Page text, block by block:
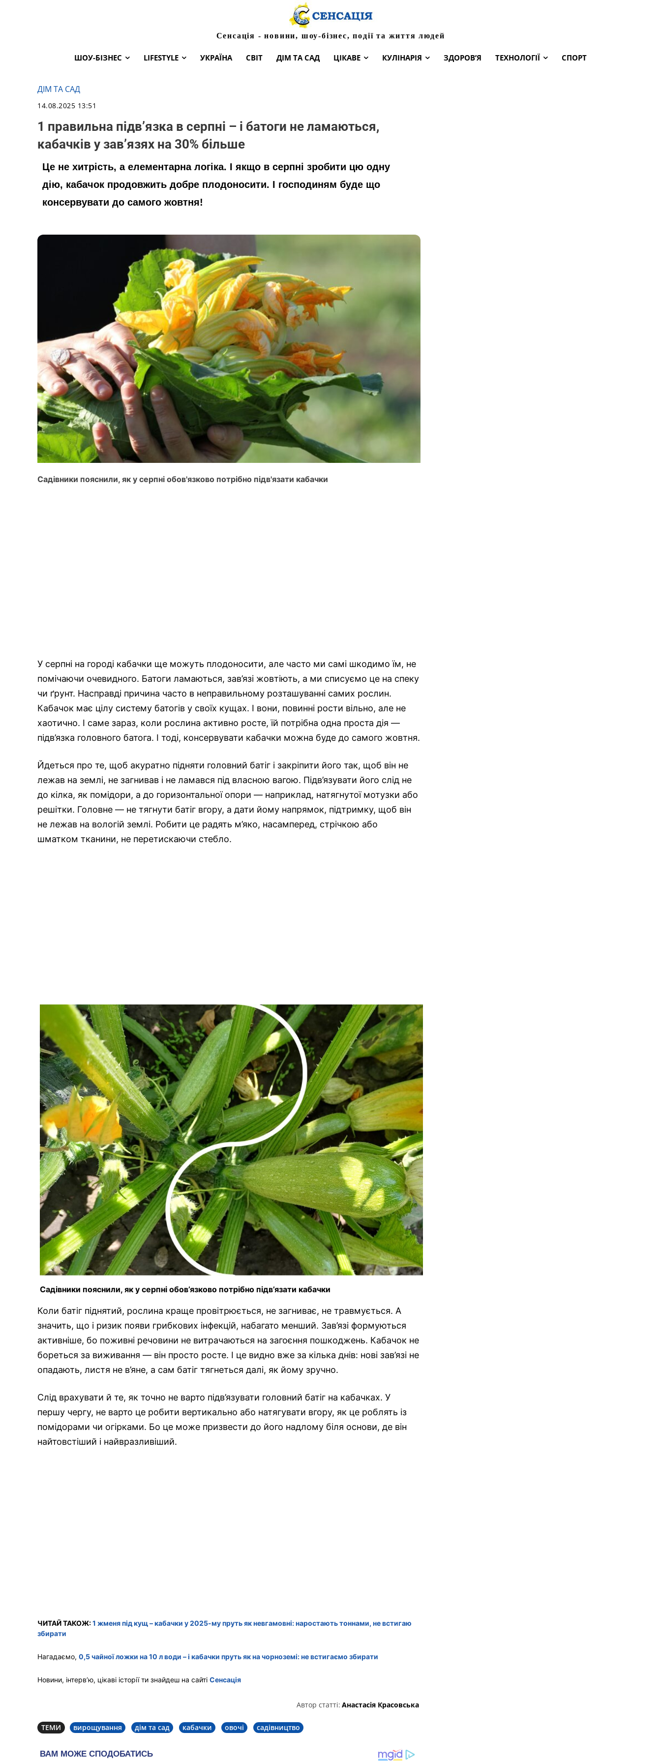
Сенсація - новини, шоу-бізнес, події та життя людей
ШОУ-БІЗНЕС LIFESTYLE УКРАЇНА СВІТ ДІМ ТА САД ЦІКАВЕ КУЛІНАРІЯ ЗДОРОВ’Я ТЕХНОЛОГІЇ СПОРТ
ДІМ ТА САД
14.08.2025 13:51
1 правильна підв’язка в серпні – і батоги не ламаються,
кабачків у зав’язях на 30% більше
Це не хитрість, а елементарна логіка. І якщо в серпні зробити цю одну
дію, кабачок продовжить добре плодоносити. І господиням буде що
консервувати до самого жовтня!
Садівники пояснили, як у серпні обов'язково потрібно підв'язати кабачки
У серпні на городі кабачки ще можуть плодоносити, але часто ми самі шкодимо їм, не
помічаючи очевидного. Батоги ламаються, зав’язі жовтіють, а ми списуємо це на спеку
чи ґрунт. Насправді причина часто в неправильному розташуванні самих рослин.
Кабачок має цілу систему батогів у своїх кущах. І вони, повинні рости вільно, але не
хаотично. І саме зараз, коли рослина активно росте, їй потрібна одна проста дія —
підв’язка головного батога. І тоді, консервувати кабачки можна буде до самого жовтня.
Йдеться про те, щоб акуратно підняти головний батіг і закріпити його так, щоб він не
лежав на землі, не загнивав і не ламався під власною вагою. Підв’язувати його слід не
до кілка, як помідори, а до горизонтальної опори — наприклад, натягнутої мотузки або
решітки. Головне — не тягнути батіг вгору, а дати йому напрямок, підтримку, щоб він
не лежав на вологій землі. Робити це радять м’яко, насамперед, стрічкою або
шматком тканини, не перетискаючи стебло.
Садівники пояснили, як у серпні обов’язково потрібно підв’язати кабачки
Коли батіг піднятий, рослина краще провітрюється, не загниває, не травмується. А
значить, що і ризик появи грибкових інфекцій, набагато менший. Зав’язі формуються
активніше, бо поживні речовини не витрачаються на загоєння пошкоджень. Кабачок не
бореться за виживання — він просто росте. І це видно вже за кілька днів: нові зав’язі не
опадають, листя не в’яне, а сам батіг тягнеться далі, як йому зручно.
Слід врахувати й те, як точно не варто підв’язувати головний батіг на кабачках. У
першу чергу, не варто це робити вертикально або натягувати вгору, як це роблять із
помідорами чи огірками. Бо це може призвести до його надлому біля основи, де він
найтовстіший і найвразливіший.
ЧИТАЙ ТАКОЖ:1 жменя під кущ – кабачки у 2025-му пруть як невгамовні: наростають тоннами, не встигаю
збирати
Нагадаємо, 0,5 чайної ложки на 10 л води – і кабачки пруть як на чорноземі: не встигаємо збирати
Новини, інтерв’ю, цікаві історії ти знайдеш на сайті Сенсація
Автор статті: Анастасія Красовська
ТЕМИ вирощування дім та сад кабачки овочі садівництво